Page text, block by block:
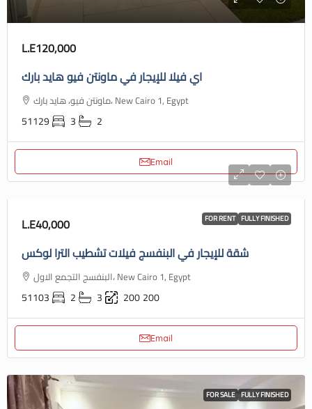
L.E120,000
اي فيلا للإيجار في ماونتن فيو هايد بارك
ماونتن فيو، هايد بارك، New Cairo 1, Egypt
51129 3 2
Email
FOR RENT FULLY FINISHED
L.E40,000
شقة للإيجار في البنفسج فيلات تشطيب الترا لوكس
البنفسج التجمع الاول، New Cairo 1, Egypt
51103 2 3 200200
Email
FOR SALE FULLY FINISHED